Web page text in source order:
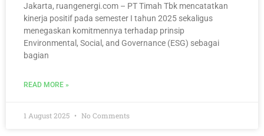
Jakarta, ruangenergi.com – PT Timah Tbk mencatatkan
kinerja positif pada semester I tahun 2025 sekaligus
menegaskan komitmennya terhadap prinsip
Environmental, Social, and Governance (ESG) sebagai
bagian
READ MORE »
1 August 2025 No Comments